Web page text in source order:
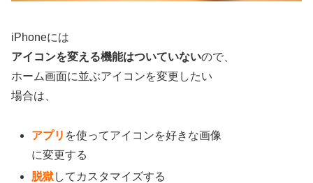
iPhoneには
アイコンを変える機能はついていないので、
ホーム画面に並ぶアイコンを変更したい
場合は、
アプリ を使ってアイコンを好きな画像
に変更する
脱獄してカスタマイズする